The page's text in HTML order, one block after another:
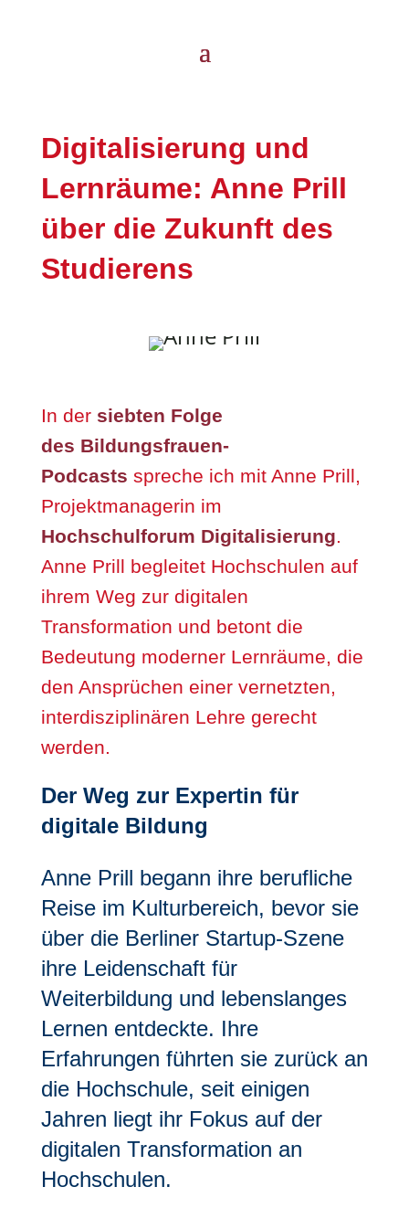
Digitalisierung und
Lernräume: Anne Prill
über die Zukunft des
Studierens
In der siebten Folge
des Bildungsfrauen-
Podcasts spreche ich mit Anne Prill,
Projektmanagerin im
Hochschulforum Digitalisierung.
Anne Prill begleitet Hochschulen auf
ihrem Weg zur digitalen
Transformation und betont die
Bedeutung moderner Lernräume, die
den Ansprüchen einer vernetzten,
interdisziplinären Lehre gerecht
werden.
Der Weg zur Expertin für
digitale Bildung
Anne Prill begann ihre berufliche
Reise im Kulturbereich, bevor sie
über die Berliner Startup-Szene
ihre Leidenschaft für
Weiterbildung und lebenslanges
Lernen entdeckte. Ihre
Erfahrungen führten sie zurück an
die Hochschule, seit einigen
Jahren liegt ihr Fokus auf der
digitalen Transformation an
Hochschulen.